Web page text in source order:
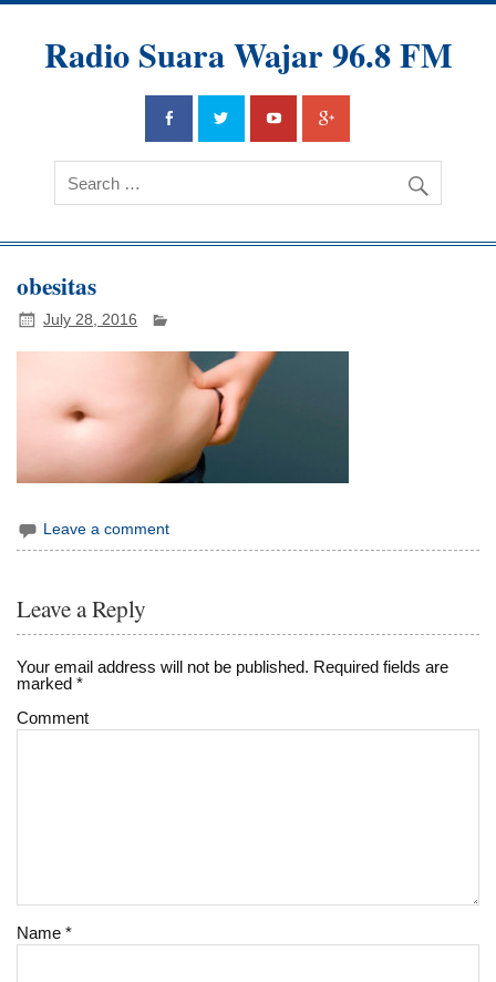
Radio Suara Wajar 96.8 FM
obesitas
July 28, 2016
Leave a comment
Leave a Reply
Your email address will not be published. Required fields are
marked*
Comment
Name*